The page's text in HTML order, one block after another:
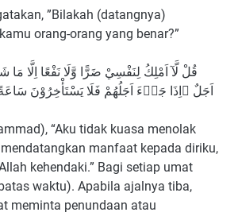
”Bilakah (datangnya)
orang-orang yang benar?”
قُلْ لَّآ اَمْلِكُ لِنَفْسِيْ ضَرًّا وَّلَا نَفْعًا اِلَّا
اَجَلٌ ۚاِذَا جَاۤءَ اَجَلُهُمْ فَلَا يَسْتَأْخِرُوْنَ سَاعَةً
“Aku tidak kuasa menolak
manfaat kepada diriku,
kehendaki.” Bagi setiap umat
waktu). Apabila ajalnya tiba,
meminta penundaan atau